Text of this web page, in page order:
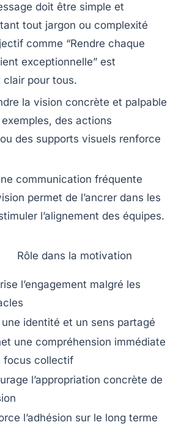
doit être simple et
tout jargon ou complexité
comme “Rendre chaque
exceptionnelle” est
clair pour tous.
la vision concrète et palpable
des actions
des supports visuels renforce
communication fréquente
permet de l’ancrer dans les
l’alignement des équipes.
Rôle dans la motivation
l’engagement malgré les
une identité et un sens partagé
une compréhension immédiate
focus collectif
l’appropriation concrète de
l’adhésion sur le long terme